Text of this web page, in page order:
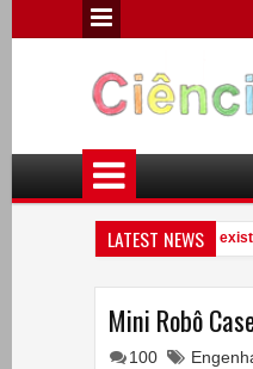
LATEST NEWS
químicos diferentes existem
Mini Robô
100